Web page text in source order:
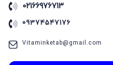
02166976713
09374547176
Vitaminketab@gmail.com